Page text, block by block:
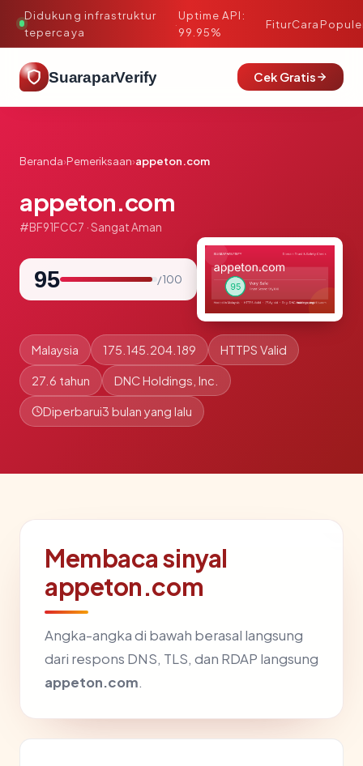
Didukung infrastruktur
tepercaya
·
Uptime API:
99.95%
FiturCara
SuaraparVerify Cek Gratis
Beranda›Pemeriksaan›appeton.com
appeton.com
#BF91FCC7 · Sangat Aman
95 / 100
Malaysia 175.145.204.189 HTTPS Valid
27.6 tahun DNC Holdings, Inc.
Diperbarui3 bulan yang lalu
Membaca sinyal
appeton.com
Angka-angka di bawah berasal langsung
dari respons DNS, TLS, dan RDAP langsung
appeton.com.